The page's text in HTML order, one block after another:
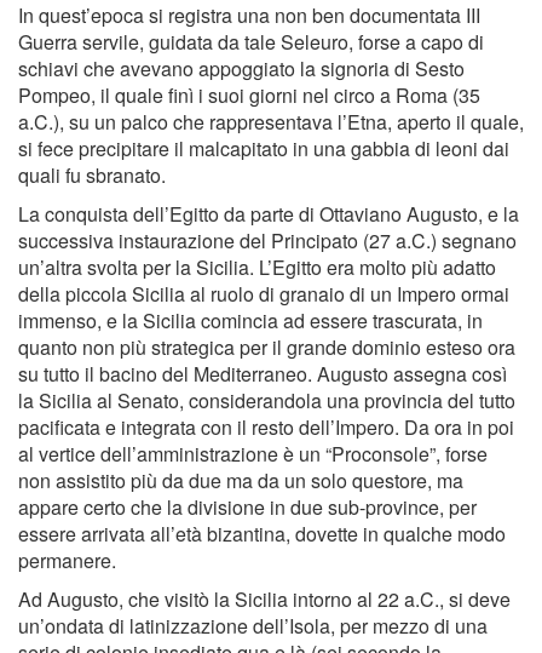
In quest’epoca si registra una non ben documentata III
Guerra servile, guidata da tale Seleuro, forse a capo di
schiavi che avevano appoggiato la signoria di Sesto
Pompeo, il quale finì i suoi giorni nel circo a Roma (35
a.C.), su un palco che rappresentava l’Etna, aperto il quale,
si fece precipitare il malcapitato in una gabbia di leoni dai
quali fu sbranato.
La conquista dell’Egitto da parte di Ottaviano Augusto, e la
successiva instaurazione del Principato (27 a.C.) segnano
un’altra svolta per la Sicilia. L’Egitto era molto più adatto
della piccola Sicilia al ruolo di granaio di un Impero ormai
immenso, e la Sicilia comincia ad essere trascurata, in
quanto non più strategica per il grande dominio esteso ora
su tutto il bacino del Mediterraneo. Augusto assegna così
la Sicilia al Senato, considerandola una provincia del tutto
pacificata e integrata con il resto dell’Impero. Da ora in poi
al vertice dell’amministrazione è un “Proconsole”, forse
non assistito più da due ma da un solo questore, ma
appare certo che la divisione in due sub-province, per
essere arrivata all’età bizantina, dovette in qualche modo
permanere.
Ad Augusto, che visitò la Sicilia intorno al 22 a.C., si deve
un’ondata di latinizzazione dell’Isola, per mezzo di una